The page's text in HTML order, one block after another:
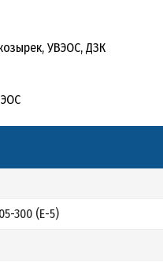
УВЭОС, ДЗК
300 (Е-5)